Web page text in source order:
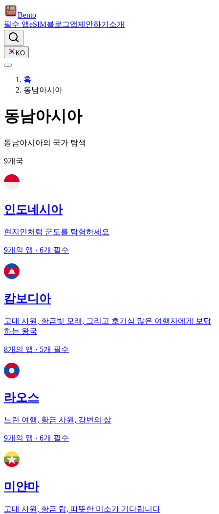
Bento
필수 앱eSIM블로그앱제안하기 소개
KO
홈
동남아시아
동남아시아
동남아시아의 국가 탐색
9개국
인도네시아
현지인처럼 군도를 탐험하세요
9개의 앱 · 6개 필수
캄보디아
고대 사원, 황금빛 모래, 그리고 호기심 많은 여행자에게 보답
하는 왕국
8개의 앱 · 5개 필수
라오스
느린 여행, 황금 사원, 강변의 삶
9개의 앱 · 6개 필수
미얀마
고대 사원, 황금 탑, 따뜻한 미소가 기다립니다